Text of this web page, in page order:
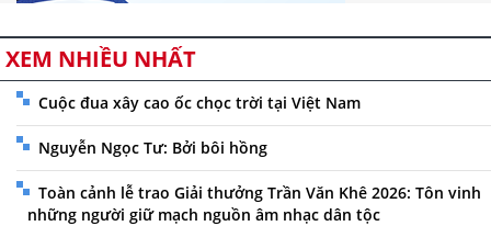
XEM NHIỀU NHẤT
Cuộc đua xây cao ốc chọc trời tại Việt Nam
Nguyễn Ngọc Tư: Bởi bôi hồng
Toàn cảnh lễ trao Giải thưởng Trần Văn Khê 2026: Tôn vinh
những người giữ mạch nguồn âm nhạc dân tộc